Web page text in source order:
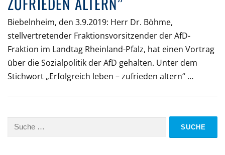
Biebelnheim, den 3.9.2019: Herr Dr. Böhme,
stellvertretender Fraktionsvorsitzender der AfD-
Fraktion im Landtag Rheinland-Pfalz, hat einen Vortrag
über die Sozialpolitik der AfD gehalten. Unter dem
Stichwort „Erfolgreich leben – zufrieden altern“ …
Suche